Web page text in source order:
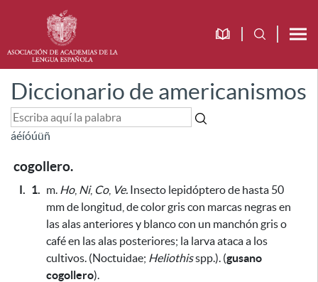
Diccionario de americanismos
áéíóúüñ
cogollero.
I. 1. m. Ho, Ni, Co, Ve. Insecto lepidóptero de hasta 50
mmde longitud, de color gris con marcas negras en
las alas anteriores y blanco con un manchón gris o
café en las alas posteriores; la larva ataca a los
cultivos. (Noctuidae; Heliothisspp.). (gusano
cogollero).